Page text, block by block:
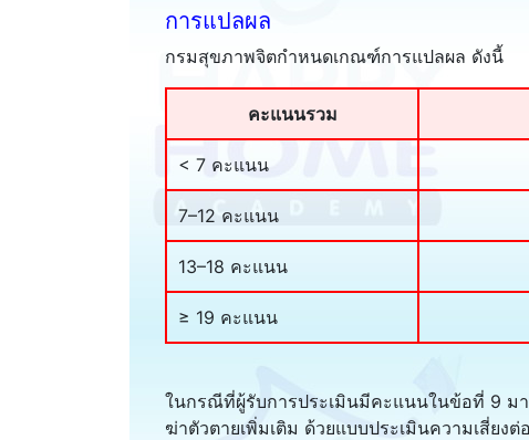
การแปลผล
กรมสุขภาพจิตกำหนดเกณฑ์การแปลผล ดังนี้
คะแนนรวม
< 7 คะแนน
7–12 คะแนน
13–18 คะแนน
≥ 19 คะแนน
ในกรณีที่ผู้รับการประเมินมีคะแนนในข้อที่ 9 มา
ฆ่าตัวตายเพิ่มเติม ด้วยแบบประเมินความเสี่ย